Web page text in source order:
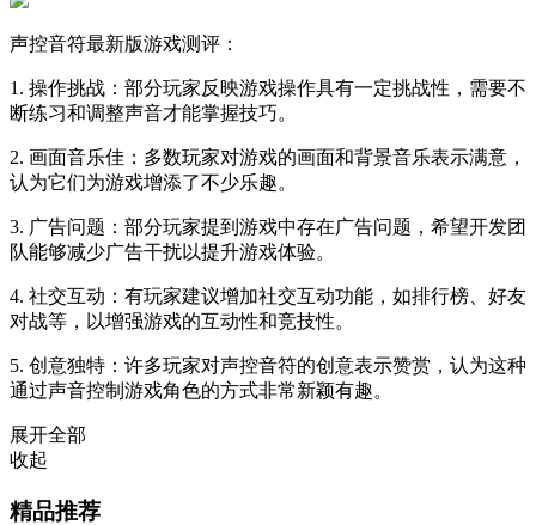
声控音符最新版游戏测评：
1. 操作挑战：部分玩家反映游戏操作具有一定挑战性，需要不
断练习和调整声音才能掌握技巧。
2. 画面音乐佳：多数玩家对游戏的画面和背景音乐表示满意，
认为它们为游戏增添了不少乐趣。
3. 广告问题：部分玩家提到游戏中存在广告问题，希望开发团
队能够减少广告干扰以提升游戏体验。
4. 社交互动：有玩家建议增加社交互动功能，如排行榜、好友
对战等，以增强游戏的互动性和竞技性。
5. 创意独特：许多玩家对声控音符的创意表示赞赏，认为这种
通过声音控制游戏角色的方式非常新颖有趣。
展开全部
收起
精品推荐